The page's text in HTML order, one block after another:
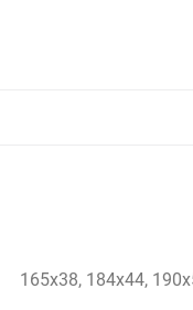
165x38, 184x44,